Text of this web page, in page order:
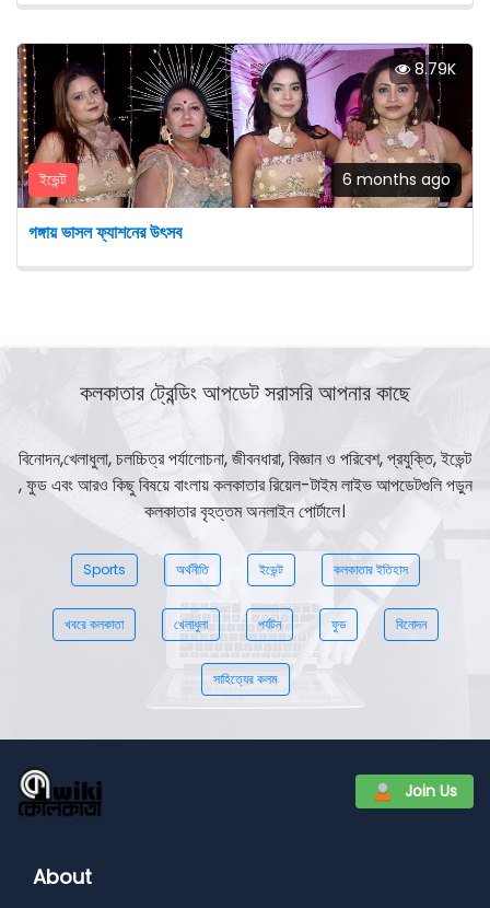
8.79K
ইভেন্ট 6 months ago
গঙ্গায় ভাসল ফ্যাশনের উৎসব
কলকাতার ট্রেন্ডিং আপডেট সরাসরি আপনার কাছে
বিনোদন,খেলাধুলা, চলচ্চিত্র পর্যালোচনা, জীবনধারা, বিজ্ঞান ও পরিবেশ, প্রযুক্তি, ইভেন্ট
, ফুড এবং আরও কিছু বিষয়ে বাংলায় কলকাতার রিয়েল-টাইম লাইভ আপডেটগুলি পড়ুন
কলকাতার বৃহত্তম অনলাইন পোর্টালে।
Sports অর্থনীতি ইভেন্ট কলকাতার ইতিহাস
খবরে কলকাতা খেলাধুলা পর্যটন ফুড বিনোদন
সাহিত্যের কলম
Join Us
About